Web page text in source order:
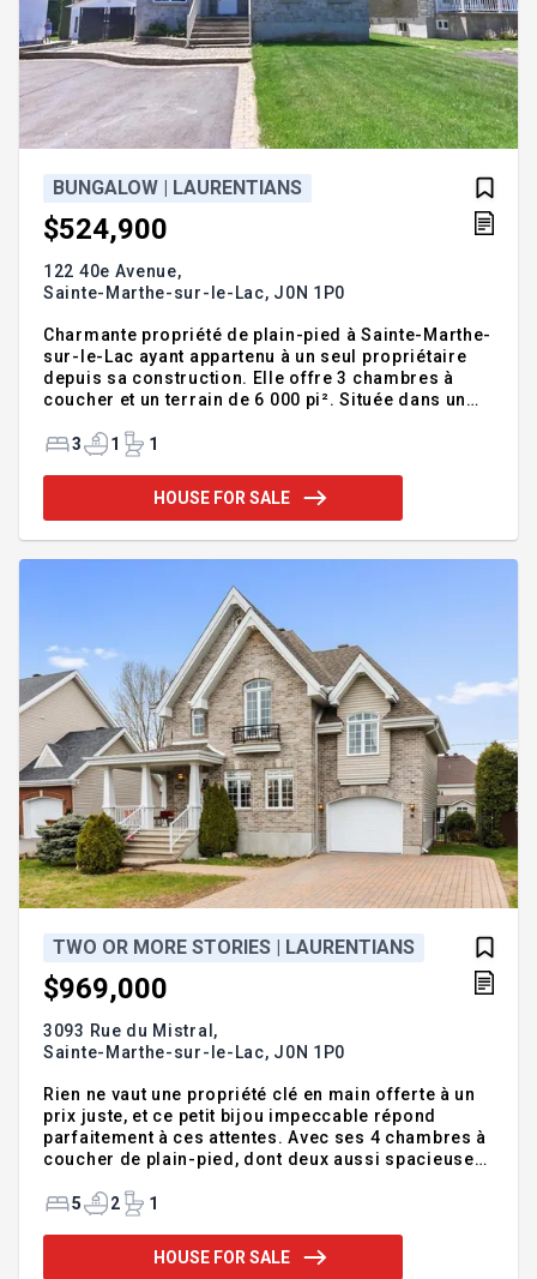
BUNGALOW | LAURENTIANS
$524,900
122 40e Avenue,
Sainte-Marthe-sur-le-Lac, J0N 1P0
Charmante propriété de plain-pied à Sainte-Marthe-
sur-le-Lac ayant appartenu à un seul propriétaire
depuis sa construction. Elle offre 3 chambres à
coucher et un terrain de 6 000 pi². Située dans un
de toutes les commodités. Elle propose un espace
premier achat. Une belle opportunité dans un
secteur paisible! Addendum:Charmante propriété
3 1 1
HOUSE FOR SALE
TWO OR MORE STORIES | LAURENTIANS
$969,000
3093 Rue du Mistral,
Sainte-Marthe-sur-le-Lac, J0N 1P0
Rien ne vaut une propriété clé en main offerte à un
prix juste, et ce petit bijou impeccable répond
parfaitement à ces attentes. Avec ses 4 chambres à
coucher de plain-pied, dont deux aussi spacieuses
idéale pour une famille qui s'agrandit. Addendum:
ouverte, d'une magnifique cuisine neuve avec
comptoir en quartz et électroménagers encastrés
5 2 1
HOUSE FOR SALE